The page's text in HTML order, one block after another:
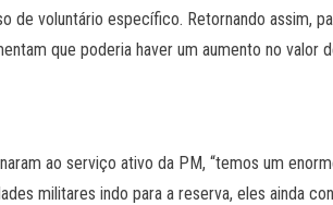
voluntário específico. Retornando assim,
que poderia haver um aumento no valor
ao serviço ativo da PM, “temos um
militares indo para a reserva, eles ainda